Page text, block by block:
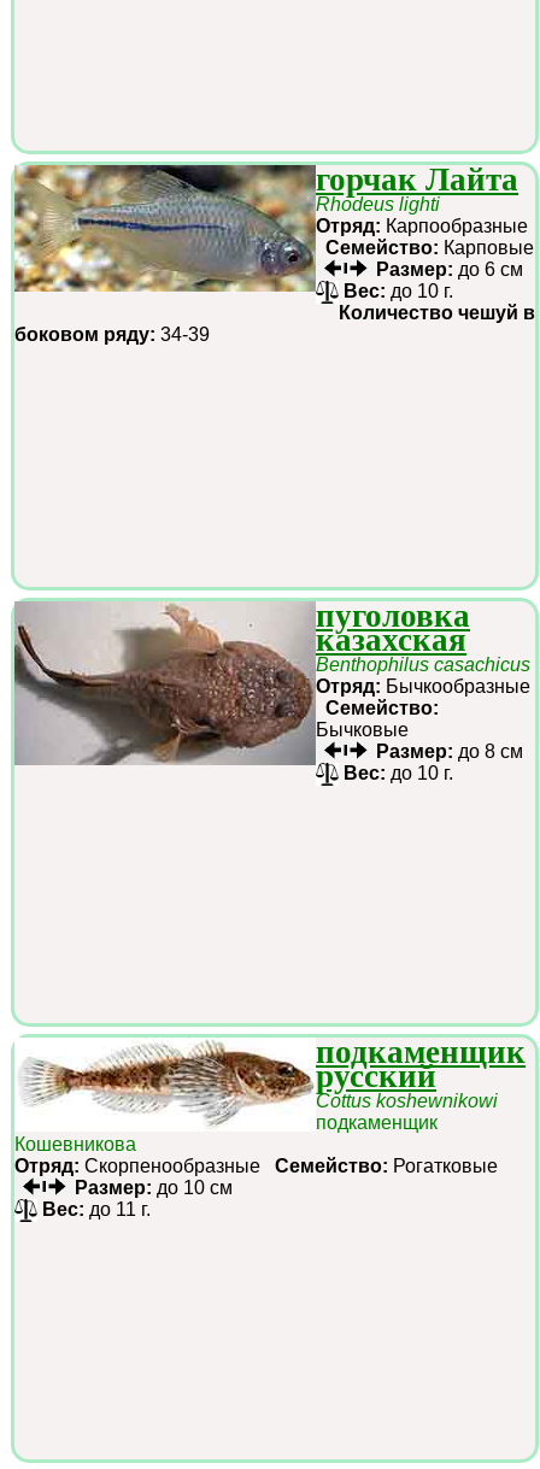
горчак Лайта
Rhodeus lighti
Отряд: Карпообразные
Семейство: Карповые
Размер: до 6 см
Вес: до 10 г.
Количество чешуй в
боковом ряду: 34-39
пуголовка
казахская
Benthophilus casachicus
Отряд: Бычкообразные
Семейство:
Бычковые
Размер: до 8 см
Вес: до 10 г.
подкаменщик
русский
Cottus koshewnikowi
подкаменщик
Кошевникова
Отряд: Скорпенообразные Семейство: Рогатковые
Размер: до 10 см
Вес: до 11 г.